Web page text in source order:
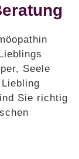
Seele
Sie richtig